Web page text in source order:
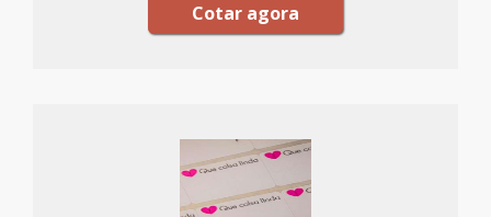
Cotar agora